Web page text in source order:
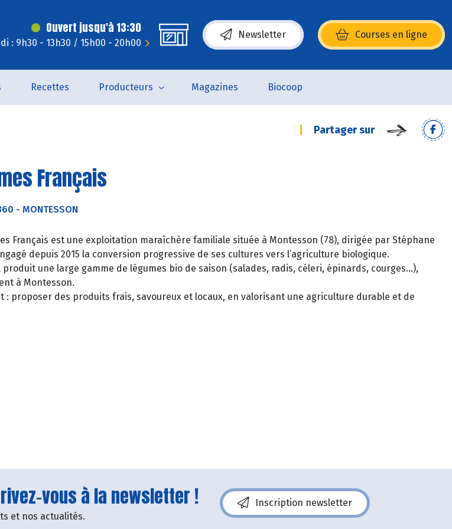
Ouvert jusqu'à 13:30
: 9h30 - 13h30 / 15h00 - 20h00
Newsletter Courses en ligne
(s’ouvre dans une nouvelle fenêtre)
Recettes Producteurs Magazines Biocoop
Partager sur
Français
- MONTESSON
Français est une exploitation maraîchère familiale située à Montesson (78), dirigée par Stéphane
depuis 2015 la conversion progressive de ses cultures vers l’agriculture biologique.
une large gamme de légumes bio de saison (salades, radis, céleri, épinards, courges…),
à Montesson.
: proposer des produits frais, savoureux et locaux, en valorisant une agriculture durable et de
vous à la newsletter !
et nos actualités.
Inscription newsletter